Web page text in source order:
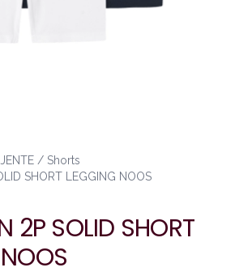
/ Shorts
SHORT LEGGING NOOS
2P SOLID SHORT